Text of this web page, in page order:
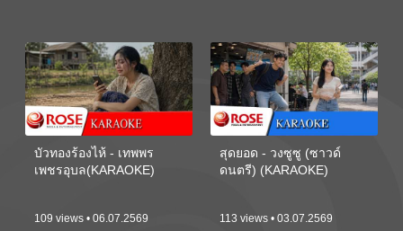
บัวทองร้องไห้ - เทพพร
เพชรอุบล(KARAOKE)
109 views • 06.07.2569
สุดยอด - วงซูซู (ซาวด์
ดนตรี) (KARAOKE)
113 views • 03.07.2569